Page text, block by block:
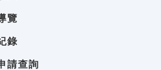
覽
錄
請查詢